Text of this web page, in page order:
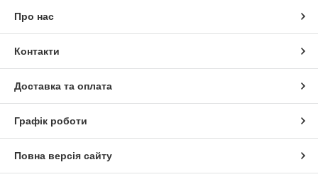
Про нас
Контакти
Доставка та оплата
Графік роботи
Повна версія сайту